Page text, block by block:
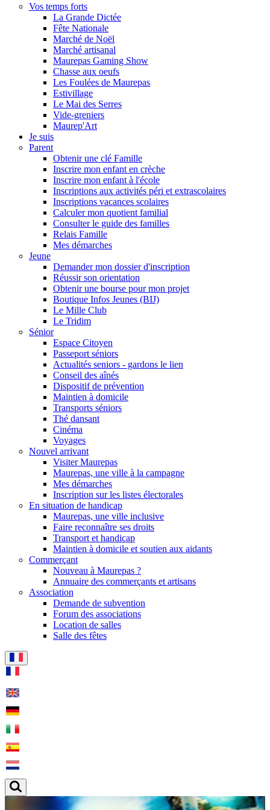
Vos temps forts
La Grande Dictée
Fête Nationale
Marché de Noël
Marché artisanal
Maurepas Gaming Show
Chasse aux oeufs
Les Foulées de Maurepas
Estivillage
Le Mai des Serres
Vide-greniers
Maurep'Art
Je suis
Parent
Obtenir une clé Famille
Inscrire mon enfant en crèche
Inscrire mon enfant à l'école
Inscriptions aux activités péri et extrascolaires
Inscriptions vacances scolaires
Calculer mon quotient familial
Consulter le guide des familles
Relais Famille
Mes démarches
Jeune
Demander mon dossier d'inscription
Réussir son orientation
Obtenir une bourse pour mon projet
Boutique Infos Jeunes (BIJ)
Le Mille Club
Le Tridim
Sénior
Espace Citoyen
Passeport séniors
Actualités seniors - gardons le lien
Conseil des aînés
Dispositif de prévention
Maintien à domicile
Transports séniors
Thé dansant
Cinéma
Voyages
Nouvel arrivant
Visiter Maurepas
Maurepas, une ville à la campagne
Mes démarches
Inscription sur les listes électorales
En situation de handicap
Maurepas, une ville inclusive
Faire reconnaître ses droits
Transport et handicap
Maintien à domicile et soutien aux aidants
Commerçant
Nouveau à Maurepas ?
Annuaire des commerçants et artisans
Association
Demande de subvention
Forum des associations
Location de salles
Salle des fêtes